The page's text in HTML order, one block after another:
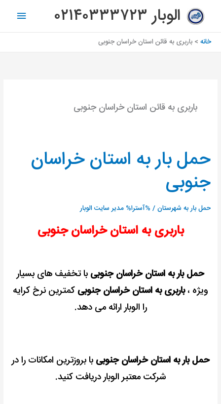
محتوا
الوبار ۰۲۱۴۰۳۳۳۷۲۳
اصلی
خانه باربری به قائن استان خراسان جنوبی
باربری به قائن استان خراسان جنوبی
حمل بار به استان خراسان
جنوبی
حمل بار به شهرستان/ %آسترا% مدیر سایت الوبار
باربری به استان خراسان جنوبی
حمل بار به استان خراسان جنوبی با تخفیف های بسیار
ویژه ،باربری به استان خراسان جنوبی کمترین نرخ کرایه
را الوبار ارائه می دهد.
حمل بار به استان خراسان جنوبی با بروزترین امکانات را در
شرکت معتبر الوبار دریافت کنید.
حمل
بار
به
استان
خراسان
جنوبی